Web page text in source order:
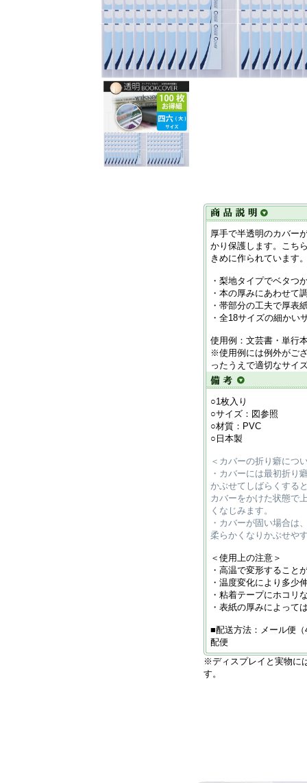
厚手で半透明のカバー
かり保護します。こち
きめに作られています
・梨地タイプでベタつ
・本の厚みにあわせて
・帯部分の工夫で厚表
・全18サイズの細かい
使用例：文芸書・単
※使用例には例外がご
ったうえで適切なサイ
○1枚入り
○サイズ：図参照
○材質：PVC
○日本製
＜カバーの折り癖につ
・カバーには最初折り
かぶせてしばらくする
カバーをかけた状態で
くなじみます。
・カバーが固い場合は
柔らかくなりかぶせや
＜使用上の注意＞
・高温で変形すること
・温度変化により多少
・粘着テープにホコリ
・表紙の厚みによって
■配送方法：メール便
配便
※ディスプレイと実物に
す。